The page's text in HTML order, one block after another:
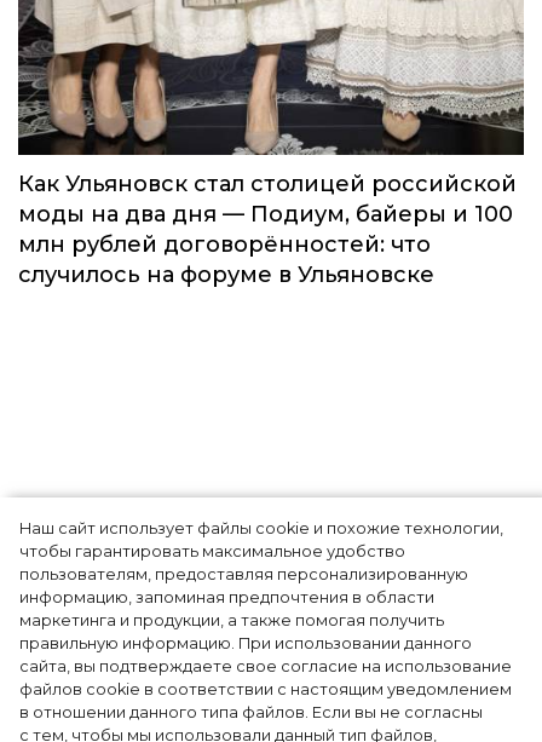
Наш сайт использует файлы cookie и похожие технологии,
чтобы гарантировать максимальное удобство
пользователям, предоставляя персонализированную
информацию, запоминая предпочтения в области
маркетинга и продукции, а также помогая получить
правильную информацию. При использовании данного
сайта, вы подтверждаете свое согласие на использование
файлов cookie в соответствии с настоящим уведомлением
в отношении данного типа файлов. Если вы не согласны
с тем, чтобы мы использовали данный тип файлов,
Как Ульяновск стал столицей российской
моды на два дня — Подиум, байеры и 100
млн рублей договорённостей: что
случилось на форуме в Ульяновске
Пальто и белые кроссовки:
стильный осенний образ
Кьяры Ферраньи
Представить в осеннем гардеробе более